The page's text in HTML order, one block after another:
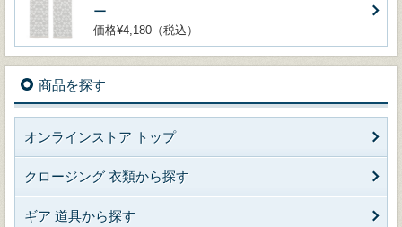
ー
価格¥4,180（税込）
商品を探す
オンラインストア トップ
クロージング 衣類から探す
ギア 道具から探す